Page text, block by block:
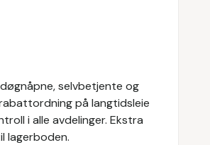
selvbetjente og
på langtidsleie
i alle avdelinger. Ekstra
lagerboden.